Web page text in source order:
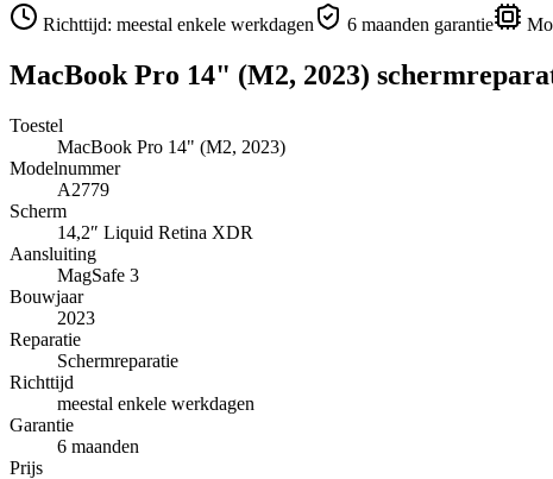
Richttijd: meestal enkele werkdagen 6 maanden garantie
MacBook Pro 14" (M2, 2023)
Toestel
MacBook Pro 14" (M2, 2023)
Modelnummer
A2779
Scherm
14,2″ Liquid Retina XDR
Aansluiting
MagSafe 3
Bouwjaar
2023
Reparatie
Schermreparatie
Richttijd
meestal enkele werkdagen
Garantie
6 maanden
Prijs